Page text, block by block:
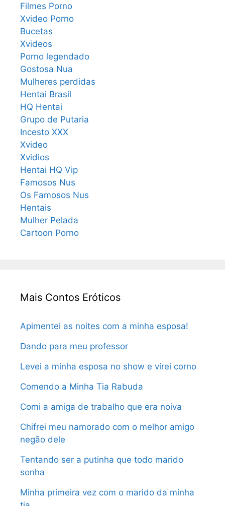
Filmes Porno
Xvideo Porno
Bucetas
Xvideos
Porno legendado
Gostosa Nua
Mulheres perdidas
Hentai Brasil
HQ Hentai
Grupo de Putaria
Incesto XXX
Xvideo
Xvidios
Hentai HQ Vip
Famosos Nus
Os Famosos Nus
Hentais
Mulher Pelada
Cartoon Porno
Mais Contos Eróticos
Apimentei as noites com a minha esposa!
Dando para meu professor
Levei a minha esposa no show e virei corno
Comendo a Minha Tia Rabuda
Comi a amiga de trabalho que era noiva
Chifrei meu namorado com o melhor amigo
negão dele
Tentando ser a putinha que todo marido
sonha
Minha primeira vez com o marido da minha